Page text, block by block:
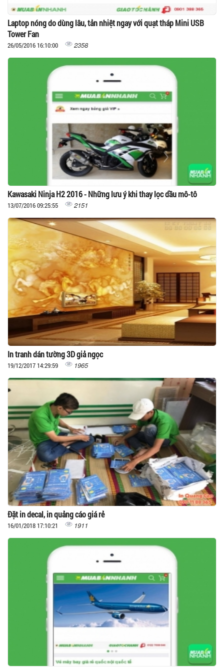
Laptop nóng do dùng lâu, tản nhiệt ngay với quạt tháp Mini USB
Tower Fan
26/05/2016 16:10:00 2358
Kawasaki Ninja H2 2016 - Những lưu ý khi thay lọc dầu mô-tô
13/07/2016 09:25:55 2151
In tranh dán tường 3D giả ngọc
19/12/2017 14:29:59 1965
Đặt in decal, in quảng cáo giá rẻ
16/01/2018 17:10:21 1911